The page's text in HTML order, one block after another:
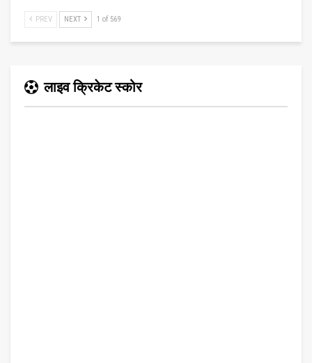
PREV NEXT 1 of 569
लाइव क्रिकेट स्कोर